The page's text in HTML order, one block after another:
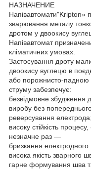
НАЗНАЧЕНИЕ
Напівавтомати"Kripton»
зварювання металу
дротом у двоокису
Напівавтомат
кліматичних умовах.
Застосування дроту
двоокису вуглецю в
або порожнисто-падною
струму забезпечує:
безвідмовне збудження
виробу без
реверсування електрода;
високу стійкість
незначне раз —
бризкання електродного
висока якість зварного
гарне формування шва